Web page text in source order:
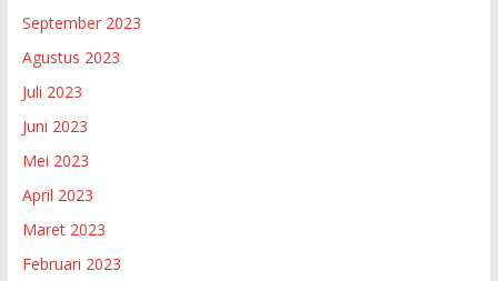
September 2023
Agustus 2023
Juli 2023
Juni 2023
Mei 2023
April 2023
Maret 2023
Februari 2023